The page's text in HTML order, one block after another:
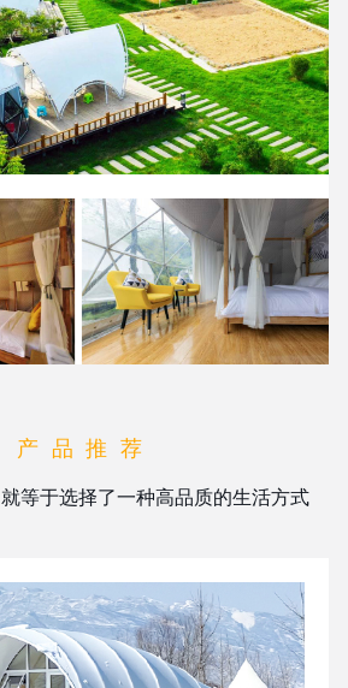
产品推荐
等于选择了一种高品质的生活方式